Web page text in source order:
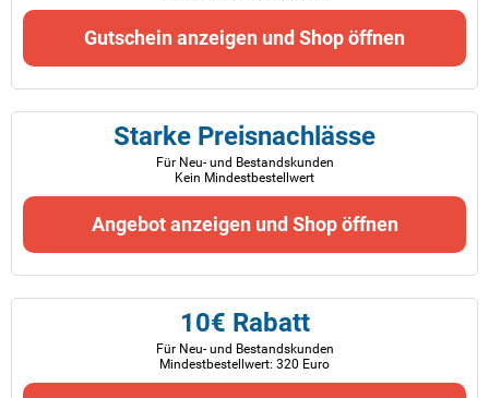
Gutschein anzeigen und Shop öffnen
Starke Preisnachlässe
Für Neu- und Bestandskunden
Kein Mindestbestellwert
Angebot anzeigen und Shop öffnen
10€ Rabatt
Für Neu- und Bestandskunden
Mindestbestellwert: 320 Euro